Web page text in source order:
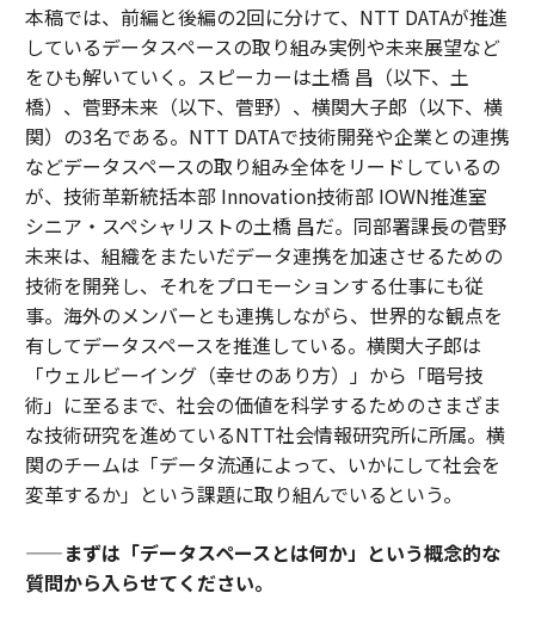
本稿では、前編と後編の2回に分けて、NTT DATAが推進
しているデータスペースの取り組み実例や未来展望など
をひも解いていく。スピーカーは土橋 昌（以下、土
橋）、菅野未来（以下、菅野）、横関大子郎（以下、横
関）の3名である。NTT DATAで技術開発や企業との連携
などデータスペースの取り組み全体をリードしているの
が、技術革新統括本部 Innovation技術部 IOWN推進室
シニア・スペシャリストの土橋 昌だ。同部署課長の菅野
未来は、組織をまたいだデータ連携を加速させるための
技術を開発し、それをプロモーションする仕事にも従
事。海外のメンバーとも連携しながら、世界的な観点を
有してデータスペースを推進している。横関大子郎は
「ウェルビーイング（幸せのあり方）」から「暗号技
術」に至るまで、社会の価値を科学するためのさまざま
な技術研究を進めているNTT社会情報研究所に所属。横
関のチームは「データ流通によって、いかにして社会を
変革するか」という課題に取り組んでいるという。
——まずは「データスペースとは何か」という概念的な
質問から入らせてください。